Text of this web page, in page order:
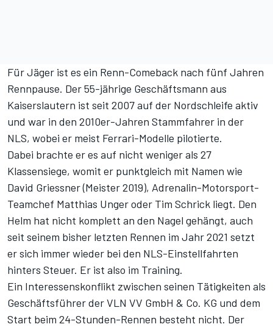
Für Jäger ist es ein Renn-Comeback nach fünf Jahren
Rennpause. Der 55-jährige Geschäftsmann aus
Kaiserslautern ist seit 2007 auf der Nordschleife aktiv
und war in den 2010er-Jahren Stammfahrer in der
NLS, wobei er meist Ferrari-Modelle pilotierte.
Dabei brachte er es auf nicht weniger als 27
Klassensiege, womit er punktgleich mit Namen wie
David Griessner (Meister 2019), Adrenalin-Motorsport-
Teamchef Matthias Unger oder Tim Schrick liegt. Den
Helm hat nicht komplett an den Nagel gehängt, auch
seit seinem bisher letzten Rennen im Jahr 2021 setzt
er sich immer wieder bei den NLS-Einstellfahrten
hinters Steuer. Er ist also im Training.
Ein Interessenskonflikt zwischen seinen Tätigkeiten als
Geschäftsführer der VLN VV GmbH & Co. KG und dem
Start beim 24-Stunden-Rennen besteht nicht. Der